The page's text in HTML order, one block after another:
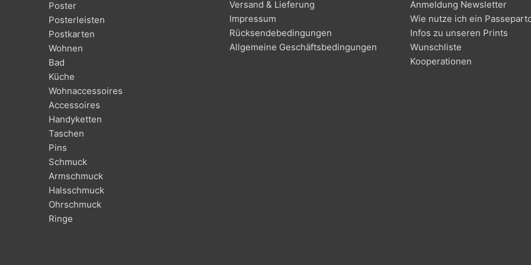
Poster
Posterleisten
Postkarten
Wohnen
Bad
Küche
Wohnaccessoires
Accessoires
Handyketten
Taschen
Pins
Schmuck
Armschmuck
Halsschmuck
Ohrschmuck
Ringe
Versand & Lieferung
Impressum
Rücksendebedingungen
Allgemeine Geschäftsbedingungen
Anmeldung Newsletter
Wie nutze ich ein
Infos zu unseren Prints
Wunschliste
Kooperationen